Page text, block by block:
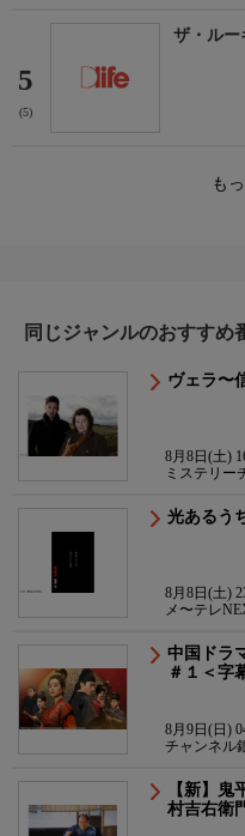
5
(5)
ザ・ルー
も
同じジャンルのおすすめ
ヴェラ〜
8月8日(土)
ミステリー
光あるう
8月8日(土)
メ〜テレ
中国ドラ
＃１＜字
8月9日(日)
チャンネル
【新】
村吉右衛